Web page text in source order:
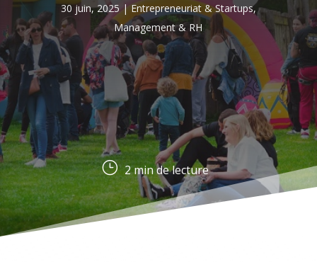
30 juin, 2025 |Entrepreneuriat & Startups,
Management & RH
} 2min de lecture